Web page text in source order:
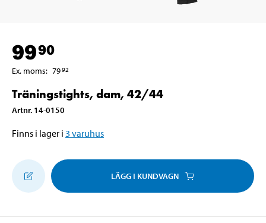
9990
Ex. moms: 7992
Träningstights, dam, 42/44
Artnr. 14-0150
Finns i lager i 3 varuhus
LÄGG I KUNDVAGN